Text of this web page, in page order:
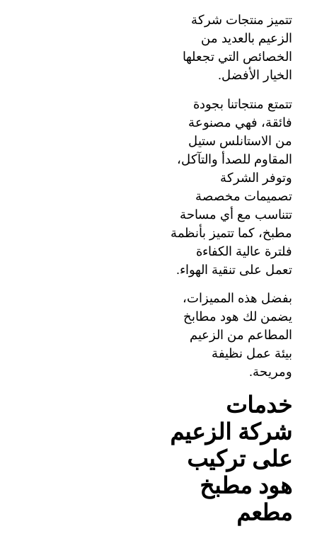
تتميز منتجات شركة
الزعيم بالعديد من
الخصائص التي تجعلها
الخيار الأفضل.
تتمتع منتجاتنا بجودة
فائقة، فهي مصنوعة
من الاستانلس ستيل
المقاوم للصدأ والتآكل،
وتوفر الشركة
تصميمات مخصصة
تتناسب مع أي مساحة
مطبخ، كما تتميز بأنظمة
فلترة عالية الكفاءة
تعمل على تنقية الهواء.
بفضل هذه المميزات،
يضمن لك هود مطابخ
المطاعم من الزعيم
بيئة عمل نظيفة
ومريحة.
خدمات
شركة الزعيم
على تركيب
هود مطبخ
مطعم